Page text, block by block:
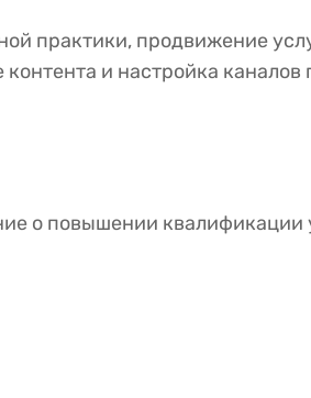
практики, продвижение
и настройка каналов
о повышении квалификации